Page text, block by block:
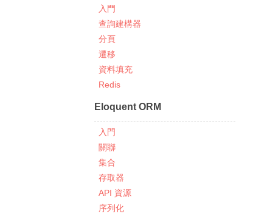
入門
查詢建構器
分頁
遷移
資料填充
Redis
Eloquent ORM
入門
關聯
集合
存取器
API 資源
序列化